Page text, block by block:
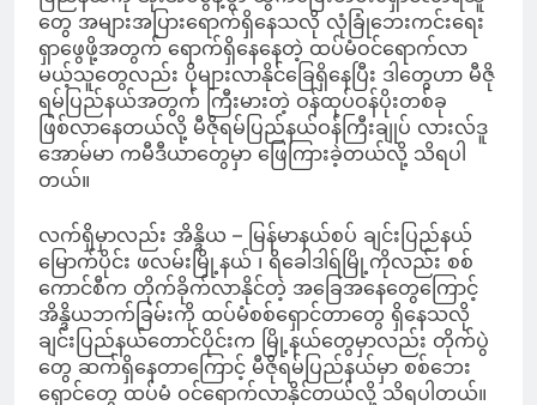
တွေ အများအပြားရောက်ရှိနေသလို လုံခြုံဘေးကင်းရေး
ရှာဖွေဖို့အတွက် ရောက်ရှိနေနေတဲ့ ထပ်မံဝင်ရောက်လာ
မယ့်သူတွေလည်း ပိုများလာနိုင်ခြေရှိနေပြီး ဒါတွေဟာ မီဇို
ရမ်ပြည်နယ်အတွက် ကြီးမားတဲ့ ဝန်ထုပ်ဝန်ပိုးတစ်ခု
ဖြစ်လာနေတယ်လို့ မီဇိုရမ်ပြည်နယ်ဝန်ကြီးချုပ် လားလ်ဒူ
အောမ်မာ ကမီဒီယာတွေမှာ ဖြေကြားခဲ့တယ်လို့ သိရပါ
တယ်။
လက်ရှိမှာလည်း အိန္ဒိယ – မြန်မာနယ်စပ် ချင်းပြည်နယ်
မြောက်ပိုင်း ဖလမ်းမြို့နယ် ၊ ရိခေါဒါရ်မြို့ကိုလည်း စစ်
ကောင်စီက တိုက်ခိုက်လာနိုင်တဲ့ အခြေအနေတွေကြောင့်
အိန္ဒိယဘက်ခြမ်းကို ထပ်မံစစ်ရှောင်တာတွေ ရှိနေသလို
ချင်းပြည်နယ်တောင်ပိုင်းက မြို့နယ်တွေမှာလည်း တိုက်ပွဲ
တွေ ဆက်ရှိနေတာကြောင့် မီဇိုရမ်ပြည်နယ်မှာ စစ်ဘေး
ရှောင်တွေ ထပ်မံ ဝင်ရောက်လာနိုင်တယ်လို့ သိရပါတယ်။